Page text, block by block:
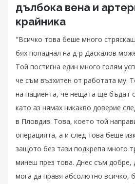
дълбока вена и
крайника
"Всичко това беше много
бях попаднал на д-р Даскалов
Той постигна един много голям
че съм възхитен от работата му.
на пациента, че нещата ще бъдат
като аз нямах никакво доверие
в Пловдив. Това, което той
операцията, а и след това беше
защото без тази подкрепа много
минеш през това. Днес съм добре,
мога да правя абсолютно всичко,